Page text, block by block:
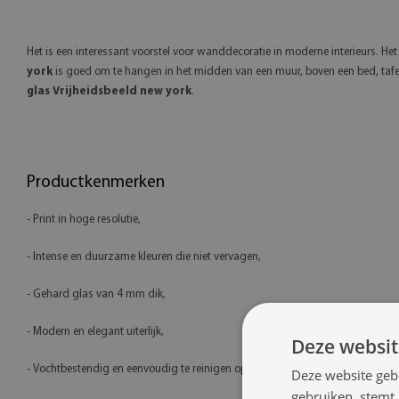
Het is een interessant voorstel voor wanddecoratie in moderne interieurs.
york is goed om te hangen in het midden van een muur, boven een bed,
glas Vrijheidsbeeld new york.
Productkenmerken
- Print in hoge resolutie,
- Intense en duurzame kleuren die niet vervagen,
- Gehard glas van 4 mm dik,
- Modern en elegant uiterlijk,
- Vochtbestendig en eenvoudig te reinigen oppervlak,
Deze
Deze website